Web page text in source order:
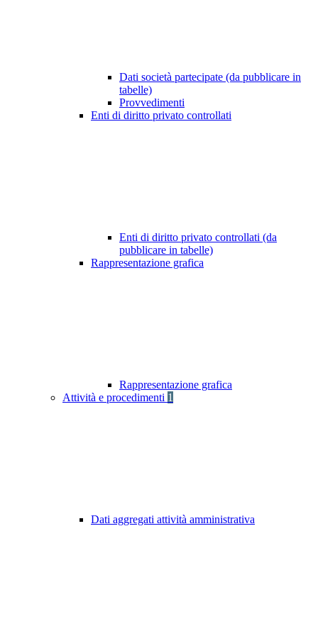
Dati società partecipate (da pubblicare in
tabelle)
Provvedimenti
Enti di diritto privato controllati
Enti di diritto privato controllati (da
pubblicare in tabelle)
Rappresentazione grafica
Rappresentazione grafica
Attività e procedimenti 1
Dati aggregati attività amministrativa